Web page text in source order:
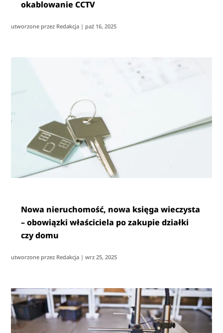
okablowanie CCTV
utworzone przez Redakcja | paź 16, 2025
Nowa nieruchomość, nowa księga wieczysta
– obowiązki właściciela po zakupie działki
czy domu
utworzone przez Redakcja |wrz 25, 2025